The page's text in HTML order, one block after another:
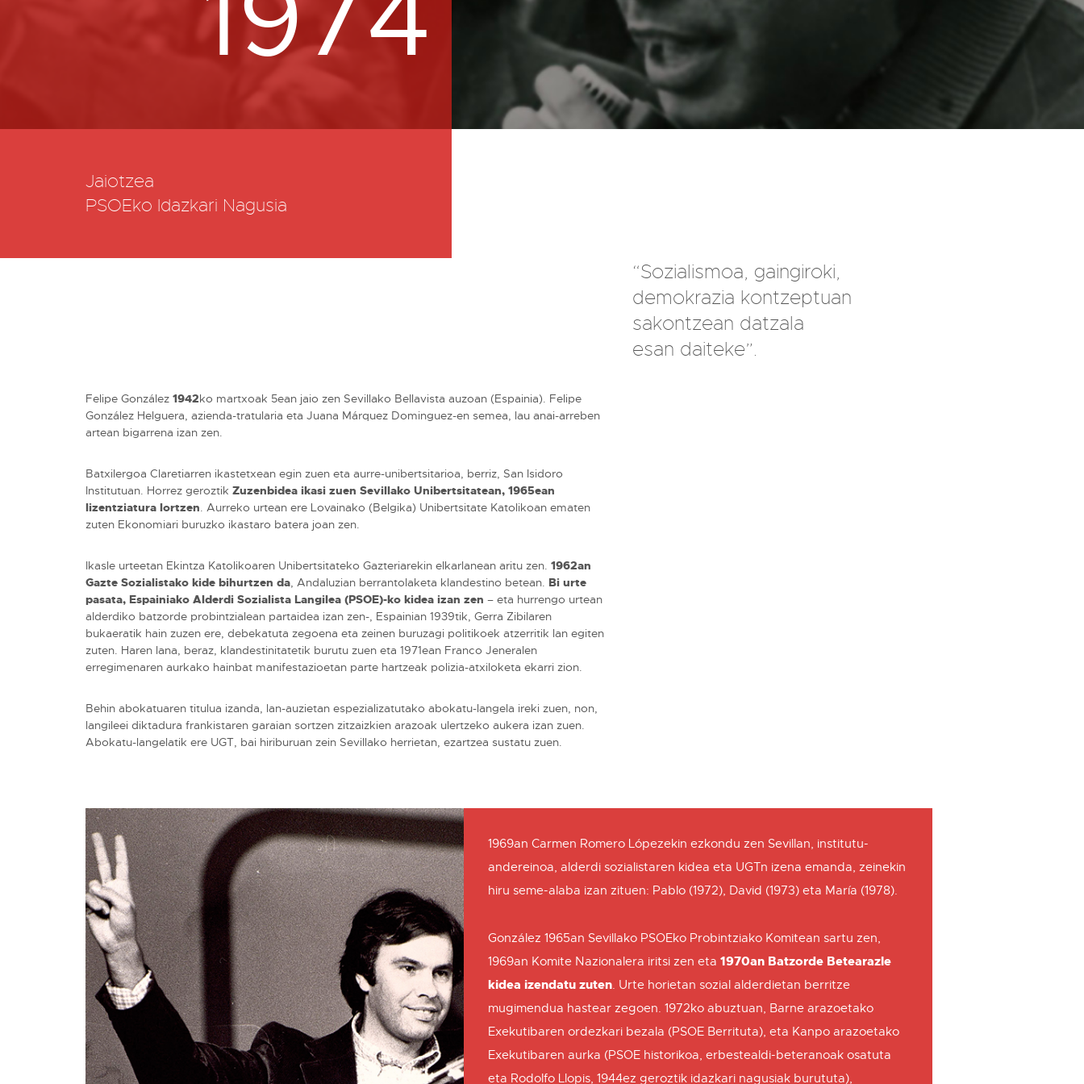
Jaiotzea
PSOEko Idazkari Nagusia
“Sozialismoa, gaingiroki,
demokrazia kontzeptuan
sakontzean datzala
esan daiteke”.
Felipe González 1942ko martxoak 5ean jaio zen Sevillako Bellavista auzoan (Espainia). Felipe
González Helguera, azienda-tratularia eta Juana Márquez Dominguez-en semea, lau anai-arreben
artean bigarrena izan zen.
Batxilergoa Claretiarren ikastetxean egin zuen eta aurre-unibertsitarioa, berriz, San Isidoro
Institutuan. Horrez geroztik Zuzenbidea ikasi zuen Sevillako Unibertsitatean, 1965ean
lizentziatura lortzen. Aurreko urtean ere Lovainako (Belgika) Unibertsitate Katolikoan ematen
zuten Ekonomiari buruzko ikastaro batera joan zen.
Ikasle urteetan Ekintza Katolikoaren Unibertsitateko Gazteriarekin elkarlanean aritu zen. 1962an
Gazte Sozialistako kide bihurtzen da, Andaluzian berrantolaketa klandestino betean. Bi urte
pasata, Espainiako Alderdi Sozialista Langilea (PSOE)-ko kidea izan zen – eta hurrengo urtean
alderdiko batzorde probintzialean partaidea izan zen-, Espainian 1939tik, Gerra Zibilaren
bukaeratik hain zuzen ere, debekatuta zegoena eta zeinen buruzagi politikoek atzerritik lan egiten
zuten. Haren lana, beraz, klandestinitatetik burutu zuen eta 1971ean Franco Jeneralen
erregimenaren aurkako hainbat manifestazioetan parte hartzeak polizia-atxiloketa ekarri zion.
Behin abokatuaren titulua izanda, lan-auzietan espezializatutako abokatu-langela ireki zuen, non,
langileei diktadura frankistaren garaian sortzen zitzaizkien arazoak ulertzeko aukera izan zuen.
Abokatu-langelatik ere UGT, bai hiriburuan zein Sevillako herrietan, ezartzea sustatu zuen.
1969an Carmen Romero Lópezekin ezkondu zen Sevillan, institutu-
andereinoa, alderdi sozialistaren kidea eta UGTn izena emanda, zeinekin
hiru seme-alaba izan zituen: Pablo (1972), David (1973) eta María (1978).
González 1965an Sevillako PSOEko Probintziako Komitean sartu zen,
1969an Komite Nazionalera iritsi zen eta1970an Batzorde Betearazle
kidea izendatu zuten. Urte horietan sozial alderdietan berritze
mugimendua hastear zegoen. 1972ko abuztuan, Barne arazoetako
Exekutibaren ordezkari bezala (PSOE Berrituta), eta Kanpo arazoetako
Exekutibaren aurka (PSOE historikoa, erbestealdi-beteranoak osatuta
eta Rodolfo Llopis, 1944ez geroztik idazkari nagusiak burututa),